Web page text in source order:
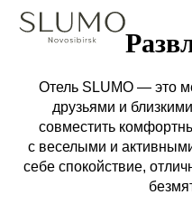
Отель SLUMO — это
друзьями и
совместить
с веселыми и
себе спокойствие,